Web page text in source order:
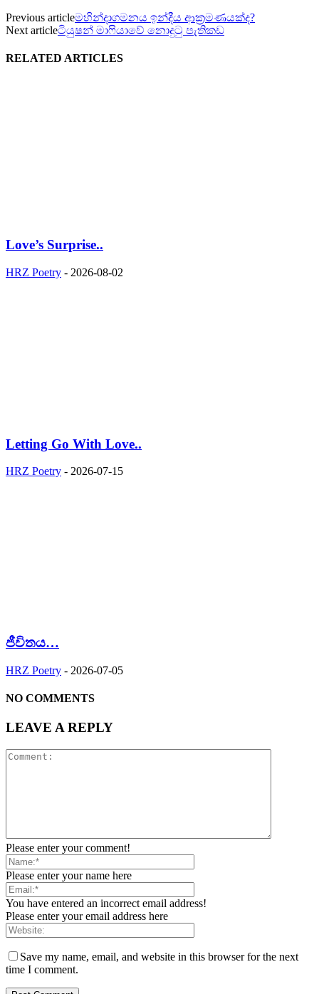
Previous articleමහින්දාගමනය ඉන්දීය ආක්‍රමණයක්ද?
Next articleටියුෂන් මාෆියාවේ නොදුටු පැතිකඩ
RELATED ARTICLES
Love’s Surprise..
HRZ Poetry - 2026-08-02
Letting Go With Love..
HRZ Poetry - 2026-07-15
ජීවිතය…
HRZ Poetry - 2026-07-05
NO COMMENTS
LEAVE A REPLY
Please enter your comment!
Please enter your name here
You have entered an incorrect email address!
Please enter your email address here
Save my name, email, and website in this browser for the next
time I comment.